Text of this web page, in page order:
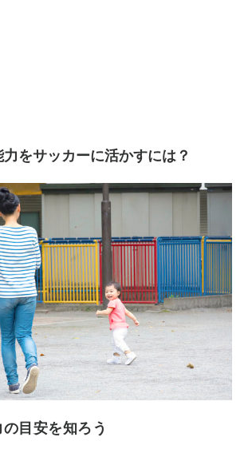
をサッカーに活かすには？
目安を知ろう